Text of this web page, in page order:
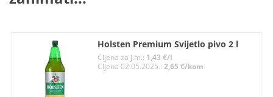
Holsten Premium Svijetlo pivo 2 l
Cijena za j.m.: 1,43 €/l
Cijena 02.05.2025.:2,65 €/kom